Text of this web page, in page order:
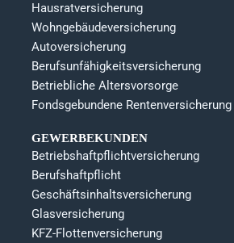
Hausratversicherung
Wohngebäudeversicherung
Autoversicherung
Berufsunfähigkeitsversicherung
Betriebliche Altersvorsorge
Fondsgebundene Rentenversicherung
GEWERBEKUNDEN
Betriebshaftpflichtversicherung
Berufshaftpflicht
Geschäftsinhaltsversicherung
Glasversicherung
KFZ-Flottenversicherung